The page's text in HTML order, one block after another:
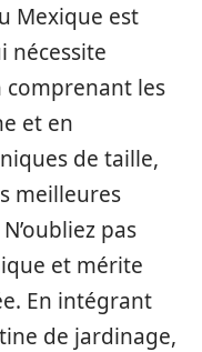
Mexique est
nécessite
les
et en
de taille,
meilleures
pas
et mérite
En intégrant
de jardinage,